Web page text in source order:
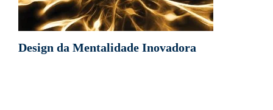
Design da Mentalidade Inovadora